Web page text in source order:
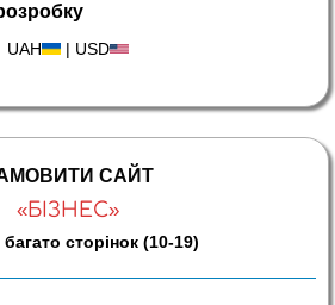
UAH | USD
САЙТ
«БІЗНЕС»
сторінок (10-19)